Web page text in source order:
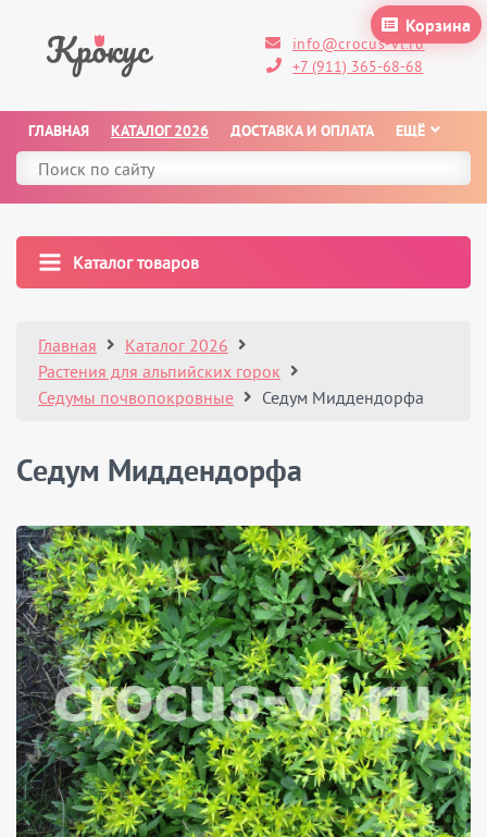
Корзина
info@crocus-vl.ru
+7 (911) 365-68-68
ГЛАВНАЯ КАТАЛОГ 2026 ДОСТАВКА И ОПЛАТА ЕЩЁ
Каталог товаров
Главная
Каталог 2026
Растения для альпийских горок
Седумы почвопокровные
Седум Миддендорфа
Седум Миддендорфа